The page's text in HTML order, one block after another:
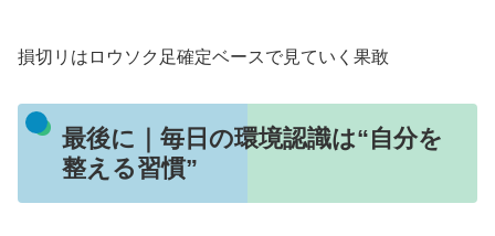
損切リはロウソク足確定ベースで見ていく果敢
最後に｜毎日の環境認識は“自分を
整える習慣”